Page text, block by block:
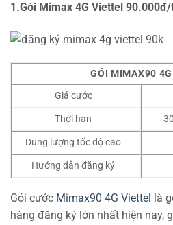
1.Gói Mimax 4G Viettel
GÓI MIMAX90
Giá cước
Thời hạn
Dung lượng tốc độ cao
Hướng dẫn đăng ký
Gói cước Mimax90 4G Viettel
là
hàng đăng ký lớn nhất hiện nay,